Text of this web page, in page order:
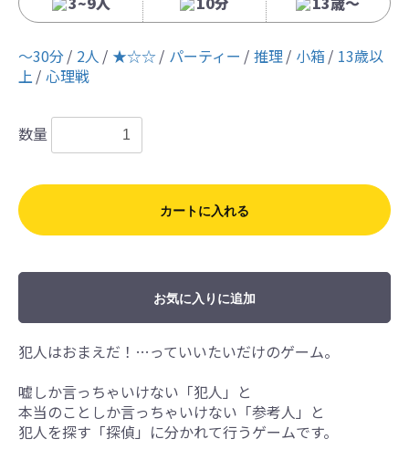
〜30分 2人 ★☆☆ パーティー 推理 小箱
13歳以
上
心理戦
数量
カートに入れる
お気に入りに追加
犯人はおまえだ！…っていいたいだけのゲーム。
嘘しか言っちゃいけない「犯人」と
本当のことしか言っちゃいけない「参考人」と
犯人を探す「探偵」に分かれて行うゲームです。